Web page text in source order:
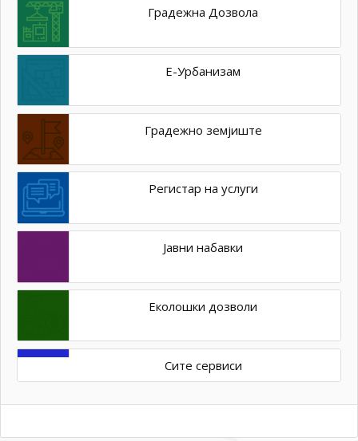
Градежна Дозвола
Е-Урбанизам
Градежно земјиште
Регистар на услуги
Јавни набавки
Еколошки дозволи
Сите сервиси